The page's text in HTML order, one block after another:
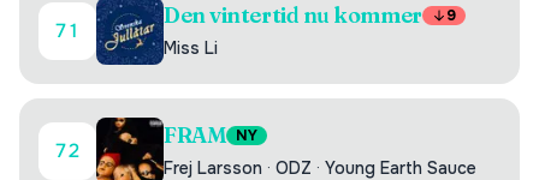
71
Den vintertid nu kommer 9
Miss Li
72
FRAM NY
Frej Larsson · ODZ · Young Earth Sauce